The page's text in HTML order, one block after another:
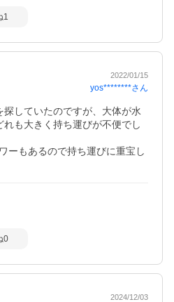
1
2022/01/15
yos********さん
していたのですが、大体が水
も大きく持ち運びが不便でし
ーもあるので持ち運びに重宝し
0
2024/12/03